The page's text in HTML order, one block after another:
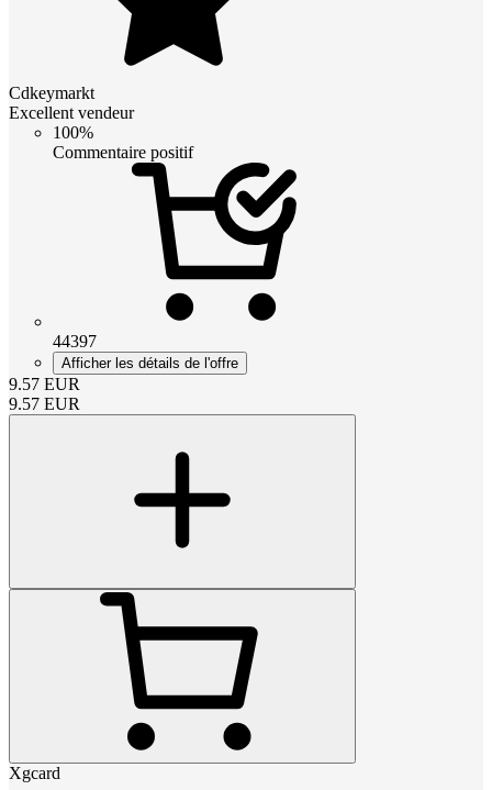
Cdkeymarkt
Excellent vendeur
100%
Commentaire positif
44397
Afficher les détails de l'offre
9.57 EUR
9.57 EUR
Xgcard